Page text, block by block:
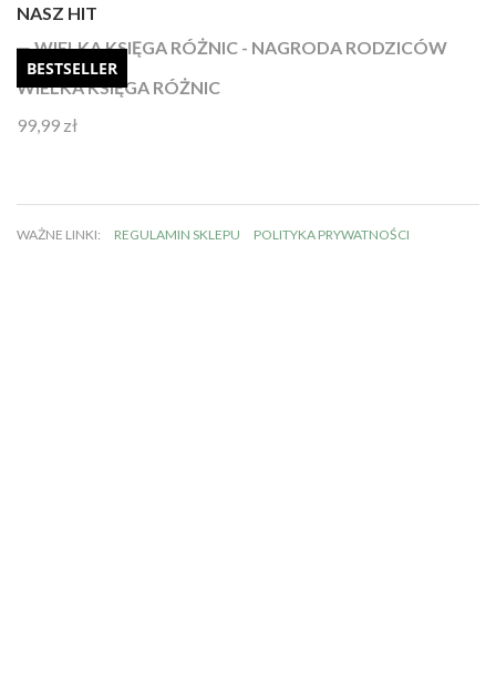
NASZ HIT
BESTSELLER
WIELKA KSIĘGA RÓŻNIC
Oceniono
99,99 zł
WAŻNE LINKI: REGULAMIN SKLEPU POLITYKA PRYWATNOŚCI